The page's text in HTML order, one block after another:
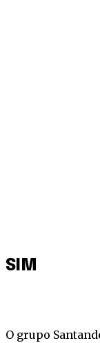
SIM
O grupo